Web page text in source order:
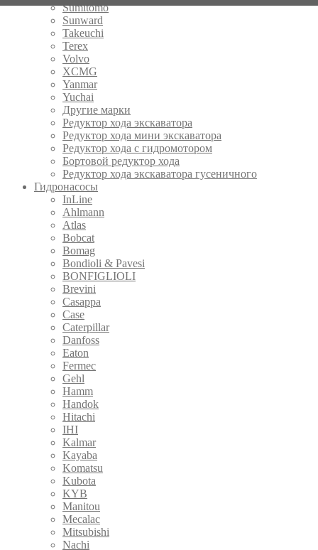
Sumitomo
Sunward
Takeuchi
Terex
Volvo
XCMG
Yanmar
Yuchai
Другие марки
Редуктор хода экскаватора
Редуктор хода мини экскаватора
Редуктор хода с гидромотором
Бортовой редуктор хода
Редуктор хода экскаватора гусеничного
Гидронасосы
InLine
Ahlmann
Atlas
Bobcat
Bomag
Bondioli & Pavesi
BONFIGLIOLI
Brevini
Casappa
Case
Caterpillar
Danfoss
Eaton
Fermec
Gehl
Hamm
Handok
Hitachi
IHI
Kalmar
Kayaba
Komatsu
Kubota
KYB
Manitou
Mecalac
Mitsubishi
Nachi